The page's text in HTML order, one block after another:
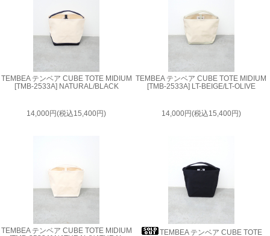
TEMBEA テンベア CUBE TOTE MIDIUM
[TMB-2533A] NATURAL/BLACK
14,000円(税込15,400円)
TEMBEA テンベア CUBE TOTE MIDIUM
[TMB-2533A] LT-BEIGE/LT-OLIVE
14,000円(税込15,400円)
TEMBEA テンベア CUBE TOTE MIDIUM
TEMBEA テンベア CUBE TOTE